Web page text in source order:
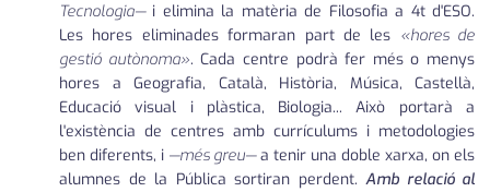
Tecnologia—i elimina la matèria de Filosofia a 4t d'ESO.
Les hores eliminades formaran part de les «hores de
gestió autònoma». Cada centre podrà fer més o menys
hores a Geografia, Català, Història, Música, Castellà,
Educació visual i plàstica, Biologia... Això portarà a
l'existència de centres amb currículums i metodologies
ben diferents, i —més greu—a tenir una doble xarxa, on els
alumnes de la Pública sortiran perdent. Amb relació al